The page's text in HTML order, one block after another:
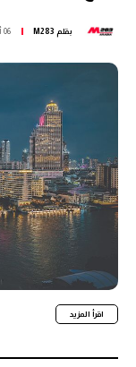
بقلم M283 06 أغسطس 2026
اقرأ المزيد